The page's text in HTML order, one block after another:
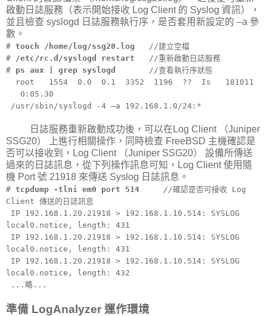
啟動日誌服務（表示開始接收 Log Client 的 Syslog 資訊），
並且檢查 syslogd 日誌服務執行序，是否套用新設定的 –a 參
數。
# touch /home/log/ssg20.log //建立空檔
#
/etc/rc.d/syslogd restart //重新啟動日誌服務
# ps aux | grep syslogd
//查看執行序狀態
root 1554 0.0 0.1 3352 1196 ?? Is 181011
0:05.30
/usr/sbin/syslogd -4 –a 192.168.1.0/24:*
日誌服務重新啟動成功後，可以在Log Client （Juniper
SSG20） 上進行相關操作，同時檢查 FreeBSD 主機確認是
否可以接收到，Log Client （Juniper SSG20） 設備所傳送
過來的日誌訊息，從下列操作訊息可知，Log Client 使用隨
機 Port 號 21918 來傳送 Syslog 日誌訊息。
# tcpdump -tlni em0 port 514
//確認是否可接收 Log
Client 傳送的日誌訊息
IP 192.168.1.20.21918 > 192.168.1.10.514: SYSLOG
local0.notice, length: 431
IP 192.168.1.20.21918 > 192.168.1.10.514: SYSLOG
local0.notice, length: 431
IP 192.168.1.20.21918 > 192.168.1.10.514: SYSLOG
local0.notice, length: 432
...略...
準備 LogAnalyzer 運作環境